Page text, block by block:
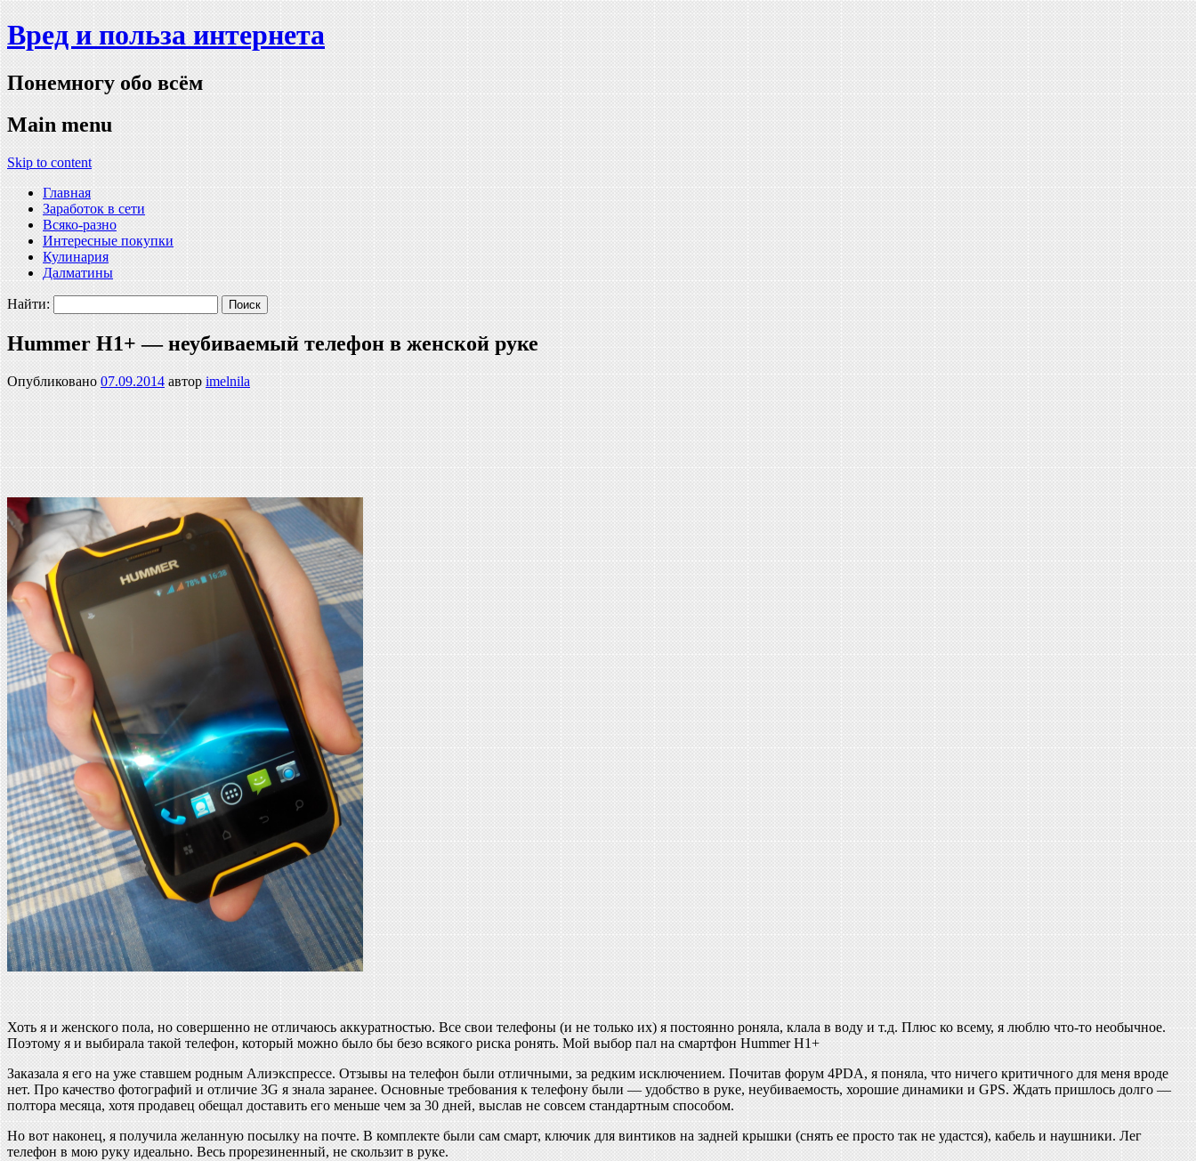
Вред и польза интернета
Понемногу обо всём
Main menu
Skip to content
Главная
Заработок в сети
Всяко-разно
Интересные покупки
Кулинария
Далматины
Найти:
Hummer H1+ — неубиваемый телефон в женской руке
Опубликовано 07.09.2014 автор imelnila
Хоть я и женского пола, но совершенно не отличаюсь аккуратностью. Все свои телефоны (и не только их) я постоянно роняла, клала в воду и т.д. Плюс ко всему, я люблю что-то необычное.
Поэтому я и выбирала такой телефон, который можно было бы безо всякого риска ронять. Мой выбор пал на смартфон Hummer H1+
Заказала я его на уже ставшем родным Алиэкспрессе. Отзывы на телефон были отличными, за редким исключением. Почитав форум 4PDA, я поняла, что ничего критичного для меня вроде
нет. Про качество фотографий и отличие 3G я знала заранее. Основные требования к телефону были — удобство в руке, неубиваемость, хорошие динамики и GPS. Ждать пришлось долго —
полтора месяца, хотя продавец обещал доставить его меньше чем за 30 дней, выслав не совсем стандартным способом.
Но вот наконец, я получила желанную посылку на почте. В комплекте были сам смарт, ключик для винтиков на задней крышки (снять ее просто так не удастся), кабель и наушники. Лег
телефон в мою руку идеально. Весь прорезиненный, не скользит в руке.